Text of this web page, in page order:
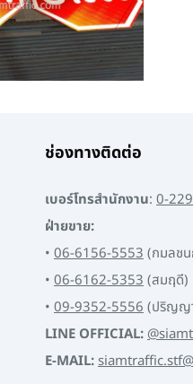
ช่องทางติดต่อ
เบอร์โทรสำนักงาน: 0-
ฝ่ายขาย:
• 06-6156-5553(กมลช
• 06-6162-5353(สมฤดี)
• 09-9352-5556(ปริญญ
LINE OFFICIAL:
E-MAIL: